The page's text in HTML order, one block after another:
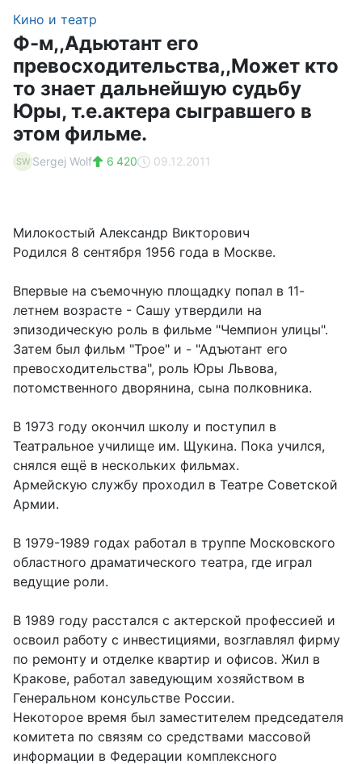
Кино и театр
Ф-м,,Адьютант его
превосходительства,,Может кто
то знает дальнейшую судьбу
Юры, т.е.актера сыгравшего в
этом фильме.
SW Sergej Wolf 6 420 09.12.2011
Милокостый Александр Викторович
Родился 8 сентября 1956 года в Москве.
Впервые на съемочную площадку попал в 11-
летнем возрасте - Сашу утвердили на
эпизодическую роль в фильме "Чемпион улицы".
Затем был фильм "Трое" и - "Адъютант его
превосходительства", роль Юры Львова,
потомственного дворянина, сына полковника.
В 1973 году окончил школу и поступил в
Театральное училище им. Щукина. Пока учился,
снялся ещё в нескольких фильмах.
Армейскую службу проходил в Театре Советской
Армии.
В 1979-1989 годах работал в труппе Московского
областного драматического театра, где играл
ведущие роли.
В 1989 году расстался с актерской профессией и
освоил работу с инвестициями, возглавлял фирму
по ремонту и отделке квартир и офисов. Жил в
Кракове, работал заведующим хозяйством в
Генеральном консульстве России.
Некоторое время был заместителем председателя
комитета по связям со средствами массовой
информации в Федерации комплексного